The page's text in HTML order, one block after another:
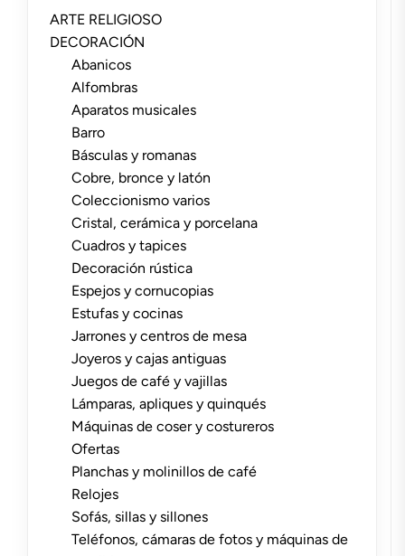
ARTE RELIGIOSO
DECORACIÓN
Abanicos
Alfombras
Aparatos musicales
Barro
Básculas y romanas
Cobre, bronce y latón
Coleccionismo varios
Cristal, cerámica y porcelana
Cuadros y tapices
Decoración rústica
Espejos y cornucopias
Estufas y cocinas
Jarrones y centros de mesa
Joyeros y cajas antiguas
Juegos de café y vajillas
Lámparas, apliques y quinqués
Máquinas de coser y costureros
Ofertas
Planchas y molinillos de café
Relojes
Sofás, sillas y sillones
Teléfonos, cámaras de fotos y máquinas de